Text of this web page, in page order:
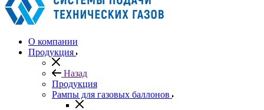
О компании
Продукция
Назад
Продукция
Рампы для газовых баллонов